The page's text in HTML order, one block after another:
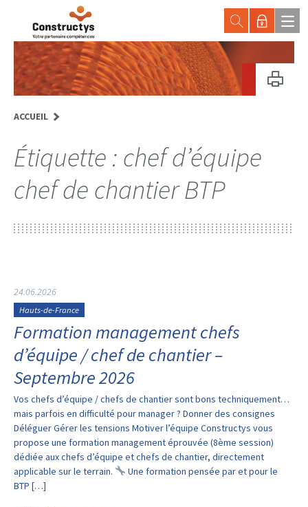
ACCUEIL
Étiquette : chef d’équipe
chef de chantier BTP
24.06.2026
Hauts-de-France
Formation management chefs
d’équipe / chef de chantier –
Septembre 2026
Vos chefs d’équipe / chefs de chantier sont bons techniquement…
mais parfois en difficulté pour manager ? Donner des consignes
Déléguer Gérer les tensions Motiver l’équipe Constructys vous
propose une formation management éprouvée (8ème session)
dédiée aux chefs d’équipe et chefs de chantier, directement
applicable sur le terrain.
Une formation pensée par et pour le
BTP […]